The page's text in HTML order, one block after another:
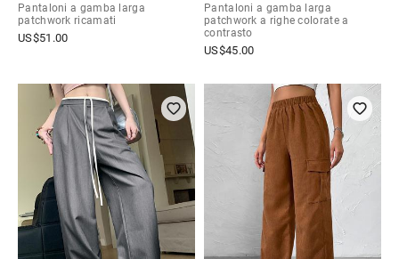
Pantaloni a gamba larga
patchwork ricamati
US$51.00
Pantaloni a gamba larga
patchwork a righe colorate a
contrasto
US$45.00